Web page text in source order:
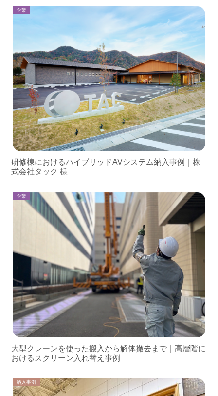
企業
研修棟におけるハイブリッドAVシステム納入事例｜株
式会社タック 様
企業
大型クレーンを使った搬入から解体撤去まで｜高層階に
おけるスクリーン入れ替え事例
納入事例